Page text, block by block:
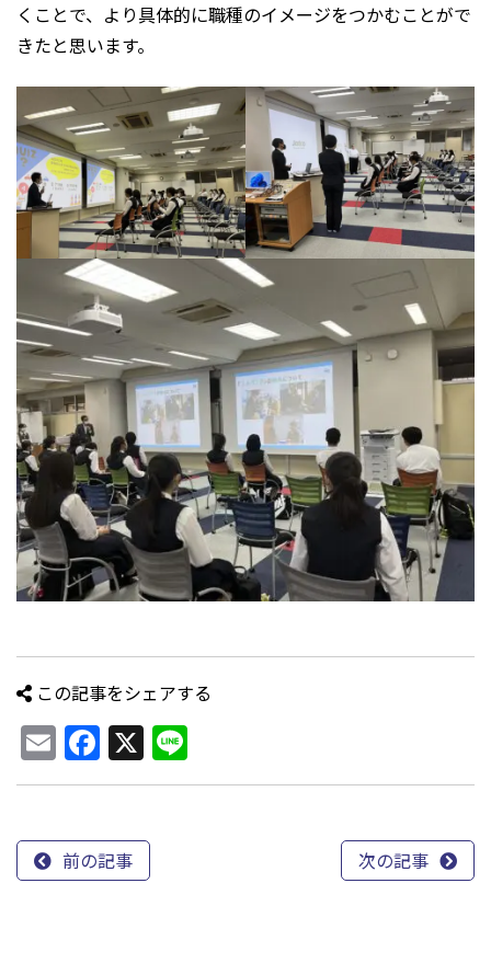
くことで、より具体的に職種のイメージをつかむことがで
きたと思います。
この記事をシェアする
EmailFacebook
X
前の記事 次の記事